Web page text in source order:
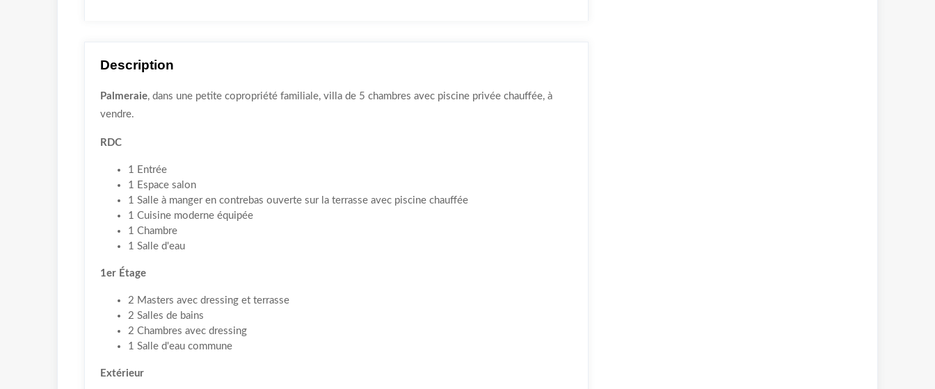
Description
Palmeraie, dans une petite copropriété familiale, villa de 5 chambres avec piscine privée chauffée, à
vendre.
RDC
1 Entrée
1 Espace salon
1 Salle à manger en contrebas ouverte sur la terrasse avec piscine chauffée
1 Cuisine moderne équipée
1 Chambre
1 Salle d'eau
1er Étage
2 Masters avec dressing et terrasse
2 Salles de bains
2 Chambres avec dressing
1 Salle d'eau commune
Extérieur